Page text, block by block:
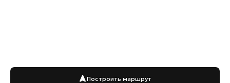
Построить маршрут